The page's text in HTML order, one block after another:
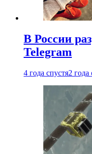
В России
Telegram
4 года спустя2 года